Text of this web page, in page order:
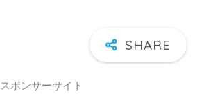
スポンサーサイト